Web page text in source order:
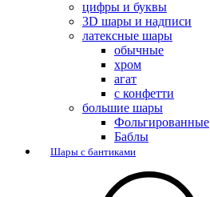
цифры и буквы
3D шары и надписи
латексные шары
обычные
хром
агат
с конфетти
большие шары
Фольгированные
Баблы
Шары с бантиками